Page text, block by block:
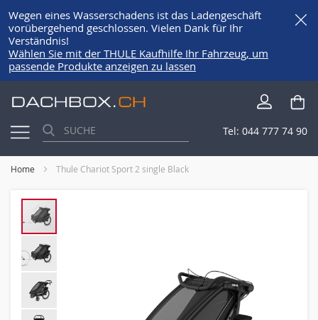
Wegen eines Wasserschadens ist das Ladengeschäft
vorübergehend geschlossen. Vielen Dank für Ihr
Verständnis!
Wählen Sie mit der THULE Kaufhilfe Ihr Fahrzeug, um
passende Produkte anzeigen zu lassen
zum
Tel: 044 777 74 90
Home Thule Chariot Sport 2 single Black
Skip
the
end
of
images
gallery